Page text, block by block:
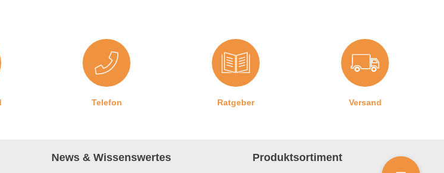
Telefon Ratgeber Versand
News & Wissenswertes Produktsortiment